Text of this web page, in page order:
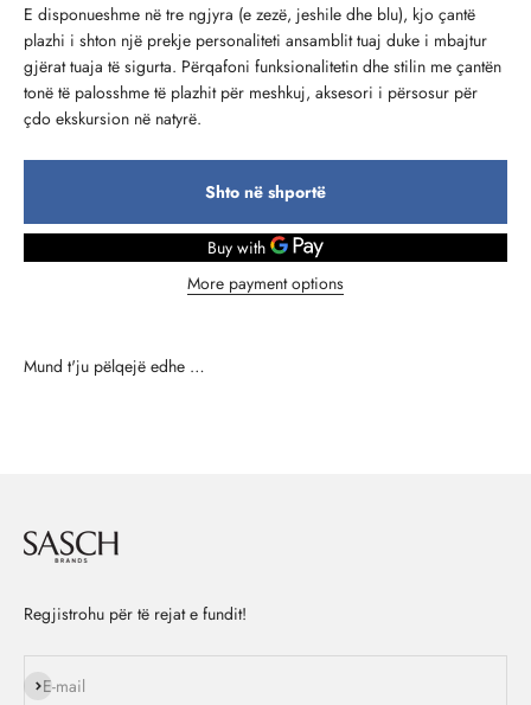
E disponueshme në tre ngjyra (e zezë, jeshile dhe blu), kjo çantë
plazhi i shton një prekje personaliteti ansamblit tuaj duke i mbajtur
gjërat tuaja të sigurta. Përqafoni funksionalitetin dhe stilin me çantën
tonë të palosshme të plazhit për meshkuj, aksesori i përsosur për
çdo ekskursion në natyrë.
Shto në shportë
More payment options
Regjistrohu për të rejat e fundit!
E-mail
Na ndiq